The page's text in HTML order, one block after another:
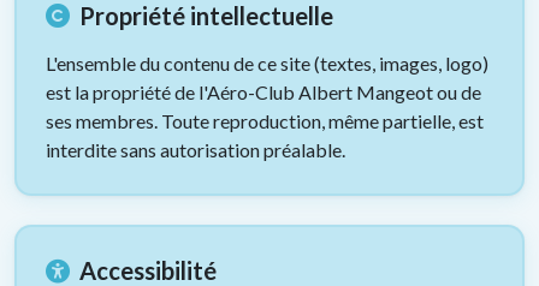
Propriété intellectuelle
L'ensemble du contenu de ce site (textes, images, logo)
est la propriété de l'Aéro-Club Albert Mangeot ou de
ses membres. Toute reproduction, même partielle, est
interdite sans autorisation préalable.
Accessibilité